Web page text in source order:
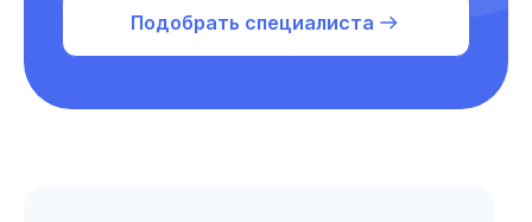
Подобрать специалиста